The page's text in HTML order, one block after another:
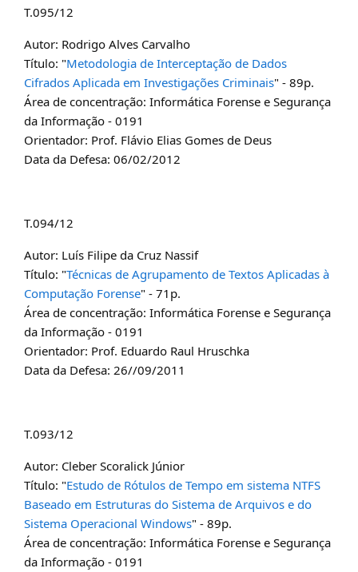
T.095/12
Autor: Rodrigo Alves Carvalho
Título: "Metodologia de Interceptação de Dados
Cifrados Aplicada em Investigações Criminais" - 89p.
Área de concentração: Informática Forense e Segurança
da Informação - 0191
Orientador: Prof. Flávio Elias Gomes de Deus
Data da Defesa: 06/02/2012
T.094/12
Autor: Luís Filipe da Cruz Nassif
Título: "Técnicas de Agrupamento de Textos Aplicadas à
Computação Forense" - 71p.
Área de concentração: Informática Forense e Segurança
da Informação - 0191
Orientador: Prof. Eduardo Raul Hruschka
Data da Defesa: 26//09/2011
T.093/12
Autor: Cleber Scoralick Júnior
Título: "Estudo de Rótulos de Tempo em sistema NTFS
Baseado em Estruturas do Sistema de Arquivos e do
Sistema Operacional Windows" - 89p.
Área de concentração: Informática Forense e Segurança
da Informação - 0191